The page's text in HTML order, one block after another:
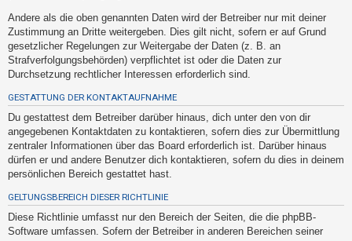
S
u
c
e
F
A
Q
Andere als die oben genannten Daten wird der Betreiber nur mit deiner
Zustimmung an Dritte weitergeben. Dies gilt nicht, sofern er auf Grund
gesetzlicher Regelungen zur Weitergabe der Daten (z. B. an
Strafverfolgungsbehörden) verpflichtet ist oder die Daten zur
Durchsetzung rechtlicher Interessen erforderlich sind.
GESTATTUNG DER KONTAKTAUFNAHME
Du gestattest dem Betreiber darüber hinaus, dich unter den von dir
angegebenen Kontaktdaten zu kontaktieren, sofern dies zur Übermittlung
zentraler Informationen über das Board erforderlich ist. Darüber hinaus
dürfen er und andere Benutzer dich kontaktieren, sofern du dies in deinem
persönlichen Bereich gestattet hast.
GELTUNGSBEREICH DIESER RICHTLINIE
Diese Richtlinie umfasst nur den Bereich der Seiten, die die phpBB-
Software umfassen. Sofern der Betreiber in anderen Bereichen seiner